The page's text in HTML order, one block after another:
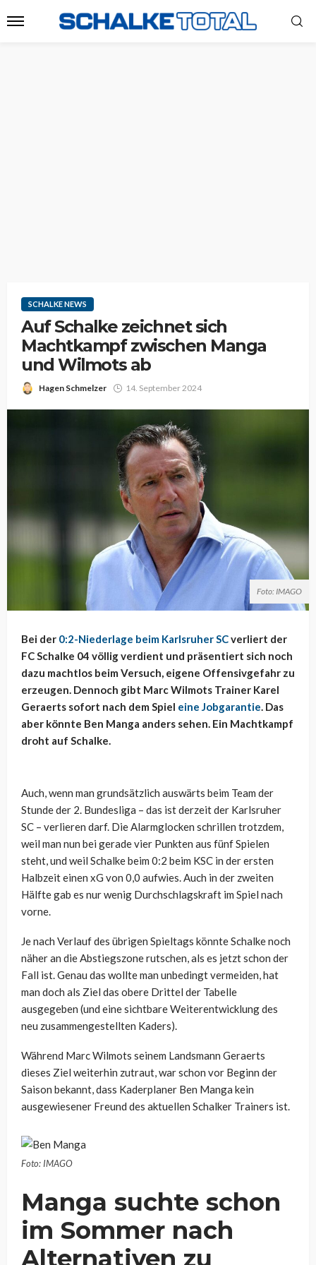
SCHALKE NEWS
Auf Schalke zeichnet sich
Machtkampf zwischen Manga
und Wilmots ab
Hagen Schmelzer 14. September 2024
Foto: IMAGO
Bei der 0:2-Niederlage beim Karlsruher SCverliert der
FC Schalke 04 völlig verdient und präsentiert sich noch
dazu machtlos beim Versuch, eigene Offensivgefahr zu
erzeugen. Dennoch gibt Marc Wilmots Trainer Karel
Geraerts sofort nach dem Spiel eine Jobgarantie. Das
aber könnte Ben Manga anders sehen. Ein Machtkampf
droht auf Schalke.
Auch, wenn man grundsätzlich auswärts beim Team der
Stunde der 2. Bundesliga – das ist derzeit der Karlsruher
SC – verlieren darf. Die Alarmglocken schrillen trotzdem,
weil man nun bei gerade vier Punkten aus fünf Spielen
steht, und weil Schalke beim 0:2 beim KSC in der ersten
Halbzeit einen xG von 0,0 aufwies. Auch in der zweiten
Hälfte gab es nur wenig Durchschlagskraft im Spiel nach
vorne.
Je nach Verlauf des übrigen Spieltags könnte Schalke noch
näher an die Abstiegszone rutschen, als es jetzt schon der
Fall ist. Genau das wollte man unbedingt vermeiden, hat
man doch als Ziel das obere Drittel der Tabelle
ausgegeben (und eine sichtbare Weiterentwicklung des
neu zusammengestellten Kaders).
Während Marc Wilmots seinem Landsmann Geraerts
dieses Ziel weiterhin zutraut, war schon vor Beginn der
Saison bekannt, dass Kaderplaner Ben Manga kein
ausgewiesener Freund des aktuellen Schalker Trainers ist.
Foto: IMAGO
Manga suchte schon
im Sommer nach
Alternativen zu